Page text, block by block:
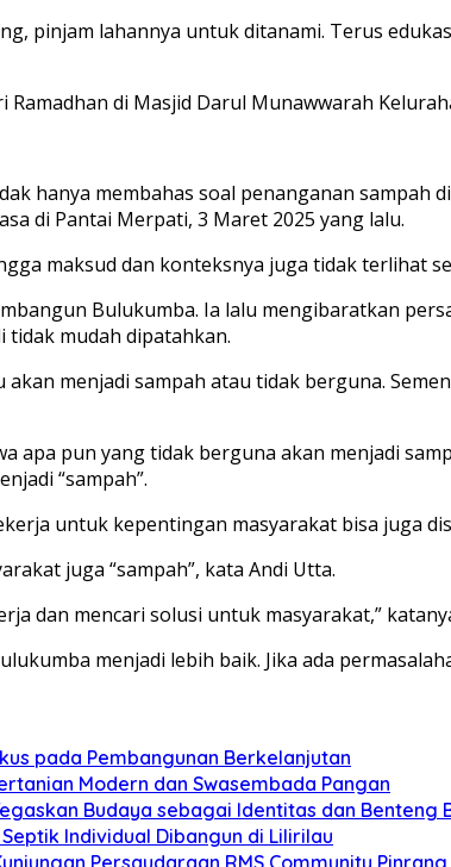
pinjam lahannya untuk ditanami. Terus
di Masjid Darul Munawwarah
hanya membahas soal penanganan sampah
di Pantai Merpati, 3 Maret 2025 yang lalu.
maksud dan konteksnya juga tidak terlihat
Bulukumba. Ia lalu mengibaratkan
tidak mudah dipatahkan.
menjadi sampah atau tidak berguna.
apa pun yang tidak berguna akan menjadi
“sampah”.
untuk kepentingan masyarakat bisa juga
juga “sampah”, kata Andi Utta.
dan mencari solusi untuk masyarakat,”
menjadi lebih baik. Jika ada
pada Pembangunan Berkelanjutan
Modern dan Swasembada Pangan
Budaya sebagai Identitas dan Benteng
Individual Dibangun di Lilirilau
Persaudaraan RMS Community Pinrang